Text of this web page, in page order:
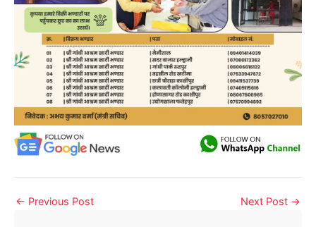
← Previous Post Next Post →